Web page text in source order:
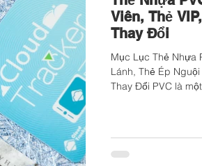
Viên, Thẻ
Thay Đổi
Mục Lục Thẻ Nhựa
Lánh, Thẻ Ép
Thay Đổi PVC là
màng mờ và màng